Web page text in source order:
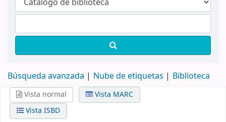
Búsqueda avanzada Nube de etiquetas Biblioteca
Vista normal
Vista MARC
Vista ISBD